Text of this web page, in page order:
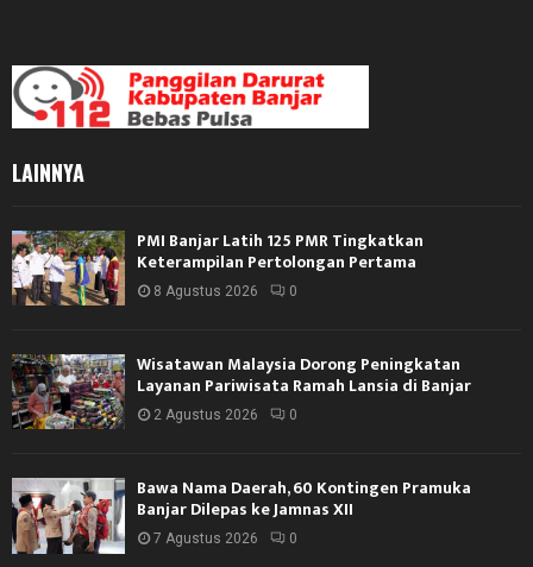
LAINNYA
PMI Banjar Latih 125 PMR Tingkatkan
Keterampilan Pertolongan Pertama
8 Agustus 2026 0
Wisatawan Malaysia Dorong Peningkatan
Layanan Pariwisata Ramah Lansia di Banjar
2 Agustus 2026 0
Bawa Nama Daerah, 60 Kontingen Pramuka
Banjar Dilepas ke Jamnas XII
7 Agustus 2026 0